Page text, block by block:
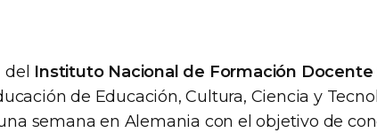
Instituto Nacional de Formación Docente
de Educación, Cultura, Ciencia y
semana en Alemania con el objetivo de